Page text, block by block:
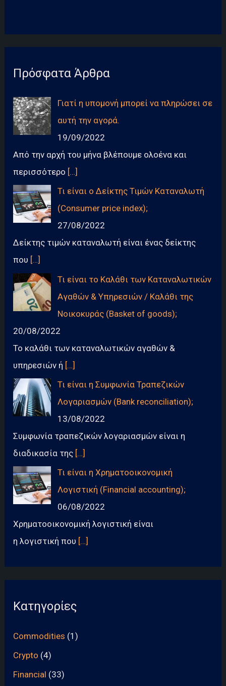
Πρόσφατα Άρθρα
Γιατί η υπομονή μπορεί να πληρώσει σε
αυτή την αγορά.
19/09/2022
Από την αρχή του μήνα βλέπουμε ολοένα και
περισσότερο […]
Τι είναι ο Δείκτης Τιμών Καταναλωτή
(Consumer price index);
27/08/2022
Δείκτης τιμών καταναλωτή είναι ένας δείκτης
που […]
Τι είναι το Καλάθι των Καταναλωτικών
Αγαθών & Υπηρεσιών / Καλάθι της
Νοικοκυράς (Basket of goods);
20/08/2022
Το καλάθι των καταναλωτικών αγαθών &
υπηρεσιών ή […]
Τι είναι η Συμφωνία Τραπεζικών
Λογαριασμών (Bank reconciliation);
13/08/2022
Συμφωνία τραπεζικών λογαριασμών είναι η
διαδικασία της […]
Τι είναι η Χρηματοοικονομική
Λογιστική (Financial accounting);
06/08/2022
Χρηματοοικονομική λογιστική είναι
η λογιστική που […]
Κατηγορίες
Commodities (1)
Crypto (4)
Financial (33)